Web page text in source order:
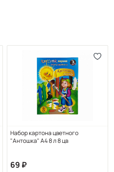
Набор картона цветного
"Антошка" А4 8 л 8 цв
69